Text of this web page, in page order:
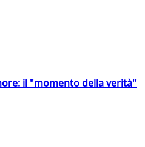
il "momento della verità"